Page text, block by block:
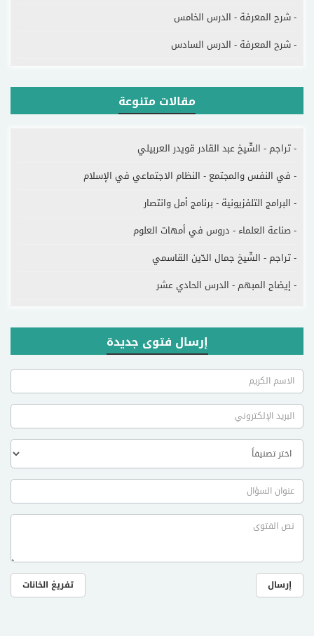
- شرح المعرفة - الدرس الخامس
- شرح المعرفة - الدرس السادس
مقالات متنوعة
- تراجم - الشّيخ عبد القادر قويدر العربيلي
- في النفس والمجتمع - النظام الاجتماعي في الإسلام
- البرامج التلفزيونية - برنامج أمل وانتصار
- صناعة العلماء - دروس في أمهات العلوم
- تراجم - الشّيخ جمال الدّين القاسمي
- إيضاح المبهم - الدرس الحادي عشر
إرسال فتوى جديدة
إرسال تفريغ الخانات